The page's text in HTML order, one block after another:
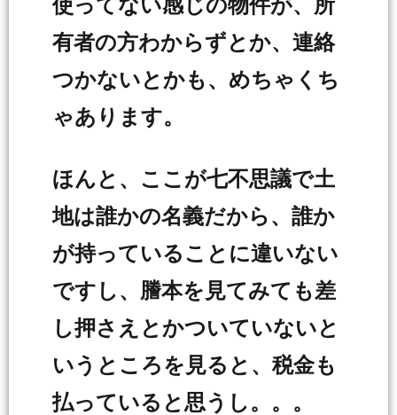
使ってない感じの物件が、所
有者の方わからずとか、連絡
つかないとかも、めちゃくち
ゃあります。
ほんと、ここが七不思議で土
地は誰かの名義だから、誰か
が持っていることに違いない
ですし、謄本を見てみても差
し押さえとかついていないと
いうところを見ると、税金も
払っていると思うし。。。